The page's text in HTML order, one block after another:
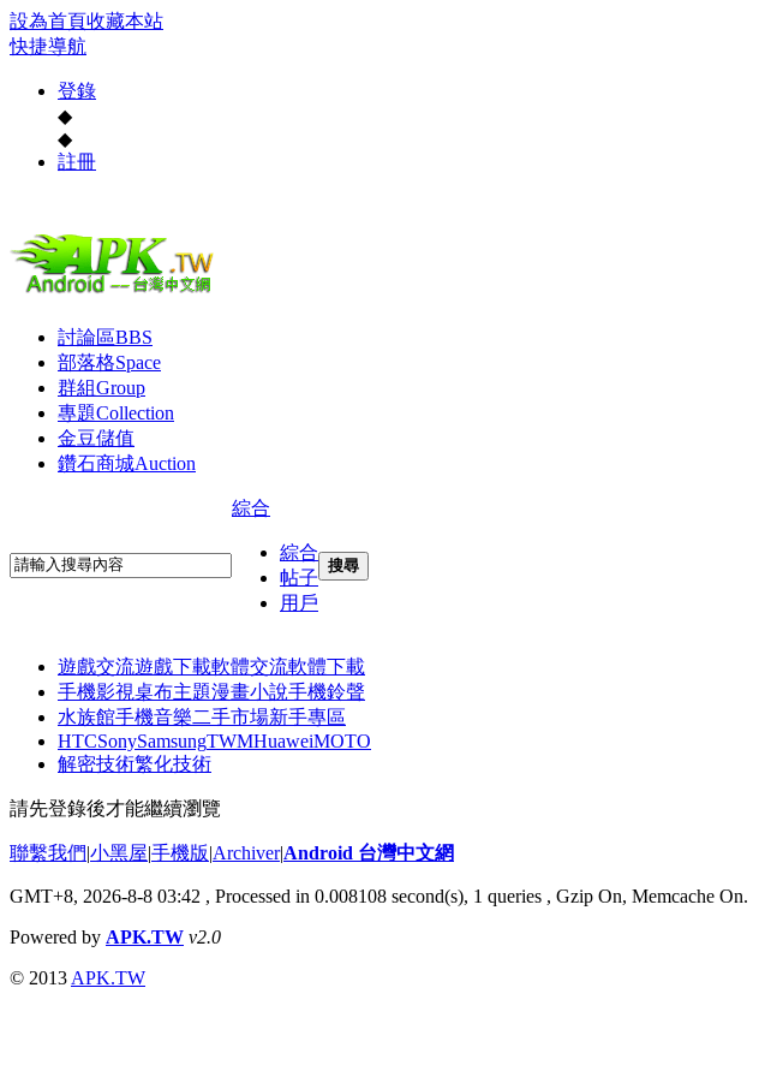
設為首頁收藏本站
快捷導航
登錄
◆
◆
註冊
討論區BBS
部落格Space
群組Group
專題Collection
金豆儲值
鑽石商城Auction
綜合
綜合
帖子
用戶
搜尋
遊戲交流遊戲下載軟體交流軟體下載
手機影視桌布主題漫畫小說手機鈴聲
水族館手機音樂二手市場新手專區
HTCSonySamsungTWMHuaweiMOTO
解密技術繁化技術
請先登錄後才能繼續瀏覽
聯繫我們|小黑屋|手機版|Archiver|Android 台灣中文網
GMT+8, 2026-8-8 03:42 , Processed in 0.008108 second(s), 1 queries , Gzip On, Memcache On.
Powered by APK.TW v2.0
© 2013 APK.TW